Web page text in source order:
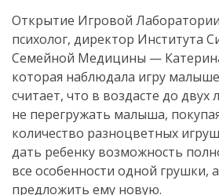
Открытие Игровой
психолог, директор Института
Семейной Медицины —
которая наблюдала игру
считает, что в воздасте до двух
не перегружать малыша,
количество разноцветных
дать ребенку возможность
все особенности одной грушки,
предложить ему новую.